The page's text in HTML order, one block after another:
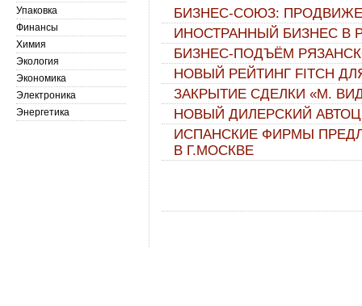
БИЗНЕС-СОЮЗ:
ИНОСТРАННЫЙ БИЗНЕС В
БИЗНЕС-ПОДЪЁМ
НОВЫЙ РЕЙТИНГ FITCH
ЗАКРЫТИЕ СДЕЛКИ «М.
НОВЫЙ ДИЛЕРСКИЙ
ИСПАНСКИЕ ФИРМЫ
В Г.МОСКВЕ
Упаковка
Финансы
Химия
Экология
Экономика
Электроника
Энергетика